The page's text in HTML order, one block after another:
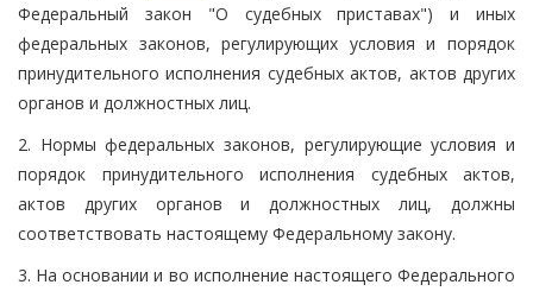
Федеральный закон "О судебных приставах") и иных
федеральных законов, регулирующих условия и порядок
принудительного исполнения судебных актов, актов других
органов и должностных лиц.
2. Нормы федеральных законов, регулирующие условия и
порядок принудительного исполнения судебных актов,
актов других органов и должностных лиц, должны
соответствовать настоящему Федеральному закону.
3. На основании и во исполнение настоящего Федерального